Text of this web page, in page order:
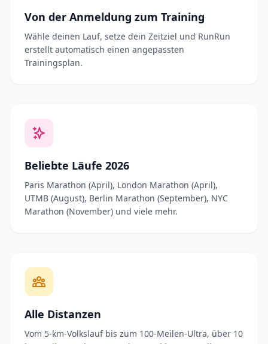
Von der Anmeldung zum Training
Wähle deinen Lauf, setze dein Zeitziel und RunRun
erstellt automatisch einen angepassten
Trainingsplan.
Beliebte Läufe 2026
Paris Marathon (April), London Marathon (April),
UTMB (August), Berlin Marathon (September), NYC
Marathon (November) und viele mehr.
Alle Distanzen
Vom 5-km-Volkslauf bis zum 100-Meilen-Ultra, über 10